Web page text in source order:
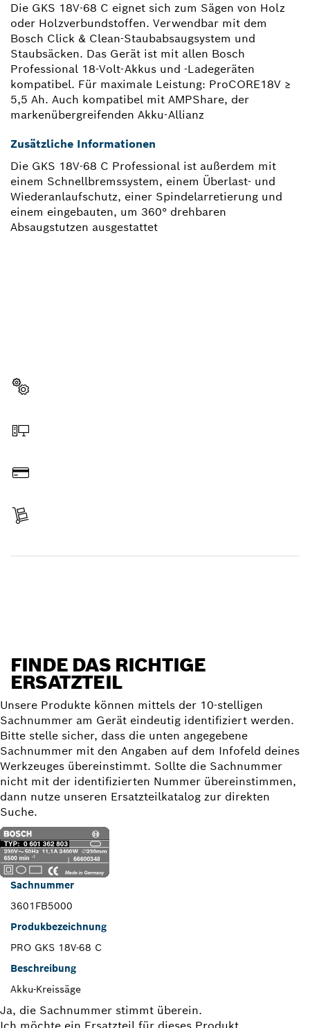
Die GKS 18V-68 C eignet sich zum Sägen von Holz
oder Holzverbundstoffen. Verwendbar mit dem
Bosch Click & Clean-Staubabsaugsystem und
Staubsäcken. Das Gerät ist mit allen Bosch
Professional 18-Volt-Akkus und -Ladegeräten
kompatibel. Für maximale Leistung: ProCORE18V ≥
5,5 Ah. Auch kompatibel mit AMPShare, der
markenübergreifenden Akku-Allianz
Zusätzliche Informationen
Die GKS 18V-68 C Professional ist außerdem mit
einem Schnellbremssystem, einem Überlast- und
Wiederanlaufschutz, einer Spindelarretierung und
einem eingebauten, um 360° drehbaren
Absaugstutzen ausgestattet
FINDE DAS RICHTIGE
ERSATZTEIL
Unsere Produkte können mittels der 10-stelligen
Sachnummer am Gerät eindeutig identifiziert werden.
Bitte stelle sicher, dass die unten angegebene
Sachnummer mit den Angaben auf dem Infofeld deines
Werkzeuges übereinstimmt. Sollte die Sachnummer
nicht mit der identifizierten Nummer übereinstimmen,
dann nutze unseren Ersatzteilkatalog zur direkten
Suche.
Sachnummer
3601FB5000
Produkbezeichnung
PRO GKS 18V-68 C
Beschreibung
Akku-Kreissäge
Ja, die Sachnummer stimmt überein.